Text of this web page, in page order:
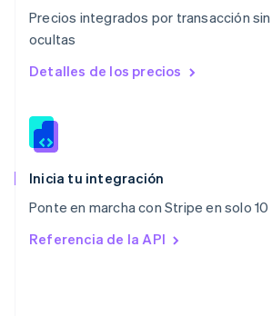
Precios integrados por transacción
ocultas
Detalles de los precios
Inicia tu integración
Ponte en marcha con Stripe en solo
Referencia de la API
NederlandsEnglish
Polonia
English
RAE de Hong Kong, China
Reino Unido
English
English
English